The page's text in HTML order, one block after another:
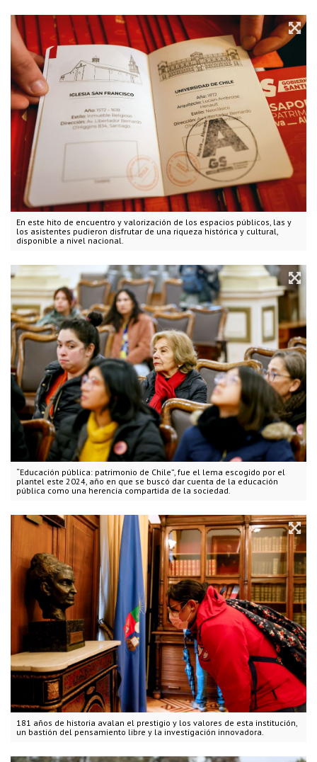
En este hito de encuentro y valorización de los espacios públicos, las y
los asistentes pudieron disfrutar de una riqueza histórica y cultural,
disponible a nivel nacional.
“Educación pública: patrimonio de Chile”, fue el lema escogido por el
plantel este 2024, año en que se buscó dar cuenta de la educación
pública como una herencia compartida de la sociedad.
181 años de historia avalan el prestigio y los valores de esta institución,
un bastión del pensamiento libre y la investigación innovadora.